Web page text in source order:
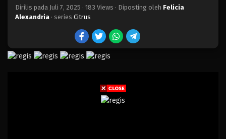
Dirilis pada Juli 7, 2025 · 183 Views · Diposting oleh Felicia
Alexandria · series Citrus